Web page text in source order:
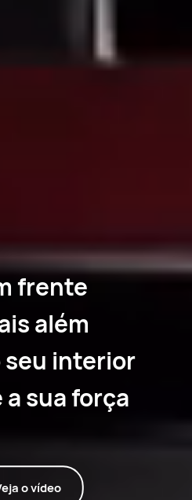
frente
além
seu interior
a sua força
o vídeo